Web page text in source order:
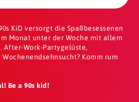
KiD versorgt die Spaßbesessenen
Monat unter der Woche mit allem
After-Work-Partygelüste,
Komm rum
Be a 90s kid!